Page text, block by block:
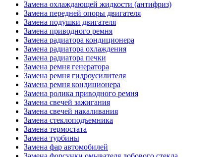
Замена охлаждающей жидкости (антифриз)
Замена передней опоры двигателя
Замена подушки двигателя
Замена приводного ремня
Замена радиатора кондиционера
Замена радиатора охлаждения
Замена радиатора печки
Замена ремня генератора
Замена ремня гидроусилителя
Замена ремня кондиционера
Замена ролика приводного ремня
Замена свечей зажигания
Замена свечей накаливания
Замена стеклоподъемника
Замена термостата
Замена турбины
Замена фар автомобилей